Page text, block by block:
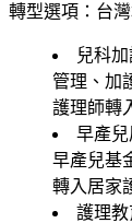
轉型選項：台
兒科加
管理、加
護理師轉
早產
早產兒基
轉入居家
護理教